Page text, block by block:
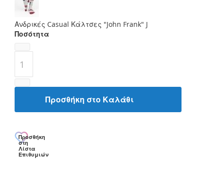
Ανδρικές Casual Κάλτσες "John Frank" J
Ποσότητα
Προσθήκη στο Καλάθι
Προσθήκη
στη
Λίστα
Επιθυμιών